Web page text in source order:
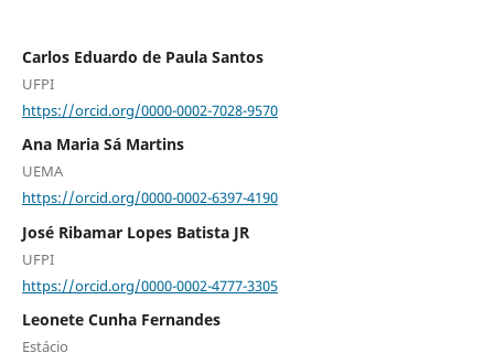
Carlos Eduardo de Paula Santos
UFPI
https://orcid.org/0000-0002-7028-9570
Ana Maria Sá Martins
UEMA
https://orcid.org/0000-0002-6397-4190
José Ribamar Lopes Batista JR
UFPI
https://orcid.org/0000-0002-4777-3305
Leonete Cunha Fernandes
Estácio